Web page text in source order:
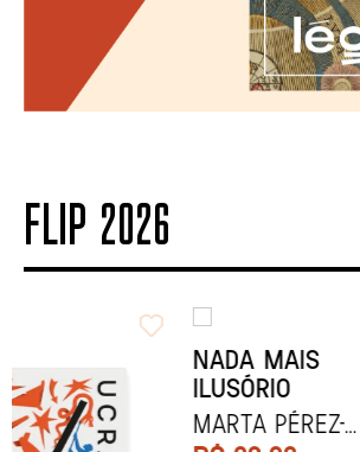
FLIP 2026